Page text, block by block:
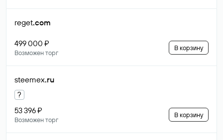
reget.com
499 000 ₽
Возможен торг
В корзину
steemex.ru
?
53 396 ₽
Возможен торг
В корзину